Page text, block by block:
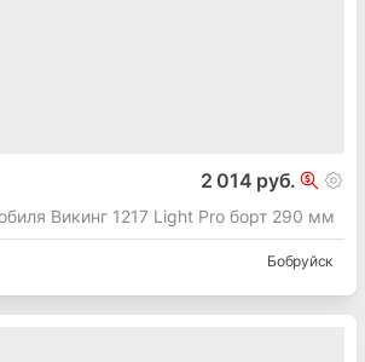
2 014 руб.
Викинг 1217 Light Pro борт 290 мм
Бобруйск